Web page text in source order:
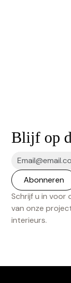
Blijf op
Schrijf u in voor
van onze
interieurs.